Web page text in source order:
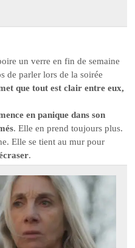
un verre en fin de semaine
de parler lors de la soirée
que tout est clair entre eux,
en panique dans son
. Elle en prend toujours plus.
Elle se tient au mur pour
.